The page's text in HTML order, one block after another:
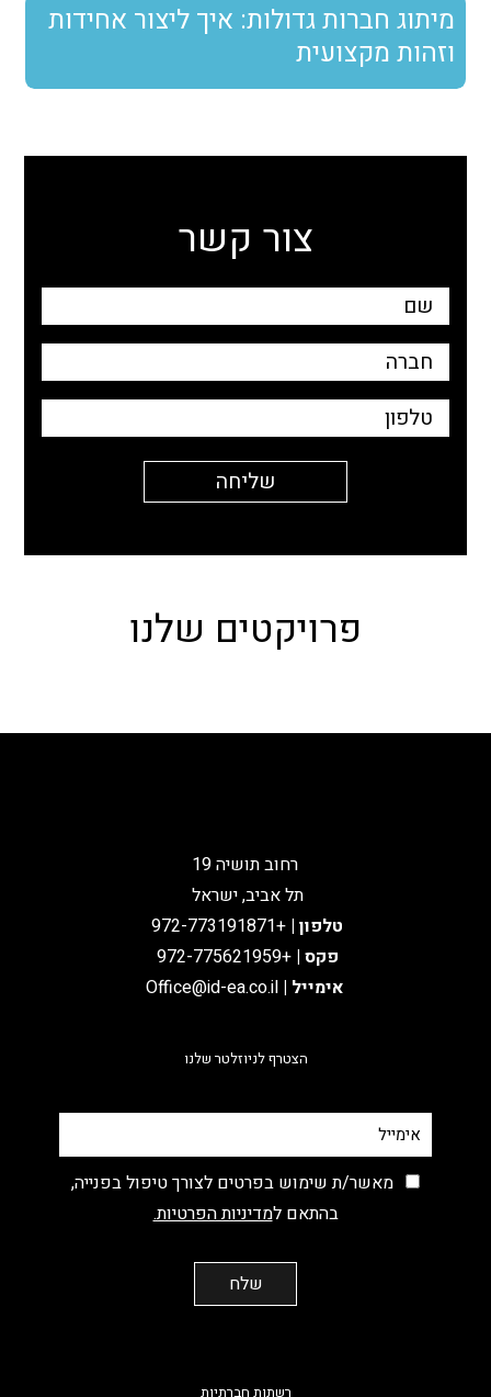
מיתוג חברות גדולות: איך ליצור אחידות
וזהות מקצועית
צור קשר
פרויקטים שלנו
רחוב תושיה 19
תל אביב, ישראל
טלפון|
+972-773191871
פקס | +972-775621959
אימייל |
הצטרף לניוזלטר שלנו
מאשר/ת שימוש בפרטים לצורך טיפול בפנייה,
בהתאם למדיניות הפרטיות.
רשתות חברתיות